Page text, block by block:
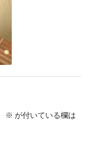
※ が付いている欄は